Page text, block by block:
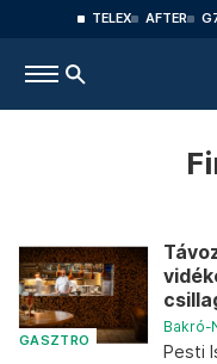
TELEX AFTER
GASZTRO
Bakró-
Pesti